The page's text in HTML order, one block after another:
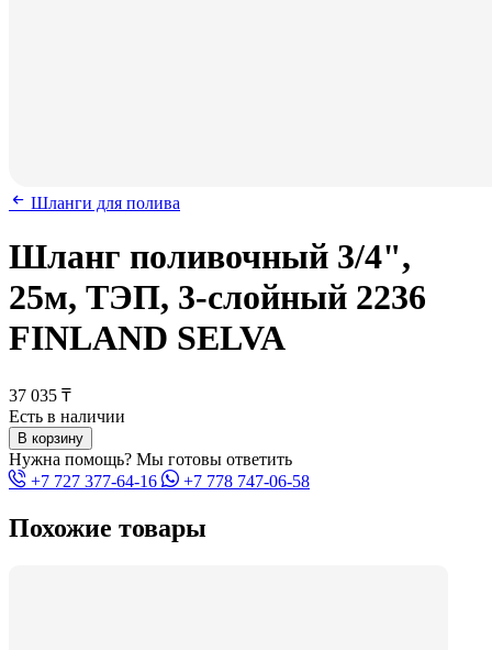
Шланги для полива
Шланг поливочный 3/4",
25м, ТЭП, 3-слойный 2236
FINLAND SELVA
37 035 ₸
Есть в наличии
В корзину
Нужна помощь? Мы готовы ответить
+7 727 377-64-16
+7 778 747-06-58
Похожие товары